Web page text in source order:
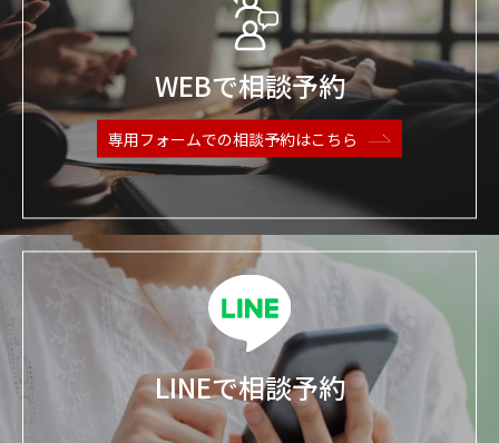
WEBで相談予約
専用フォームでの相談予約はこちら
LINEで相談予約